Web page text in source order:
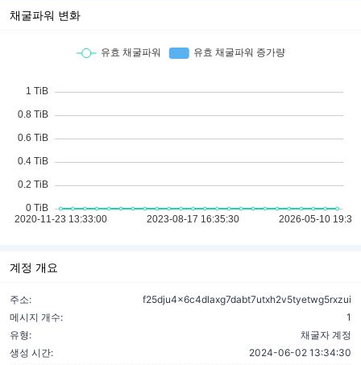
채굴파워 변화
계정 개요
주소:
f25dju4x6c4dlaxg7dabt7utxh2v5tyetwg5rxzui
메시지 개수:
1
유형:
채굴자 계정
생성 시간:
2024-06-02 13:34:30